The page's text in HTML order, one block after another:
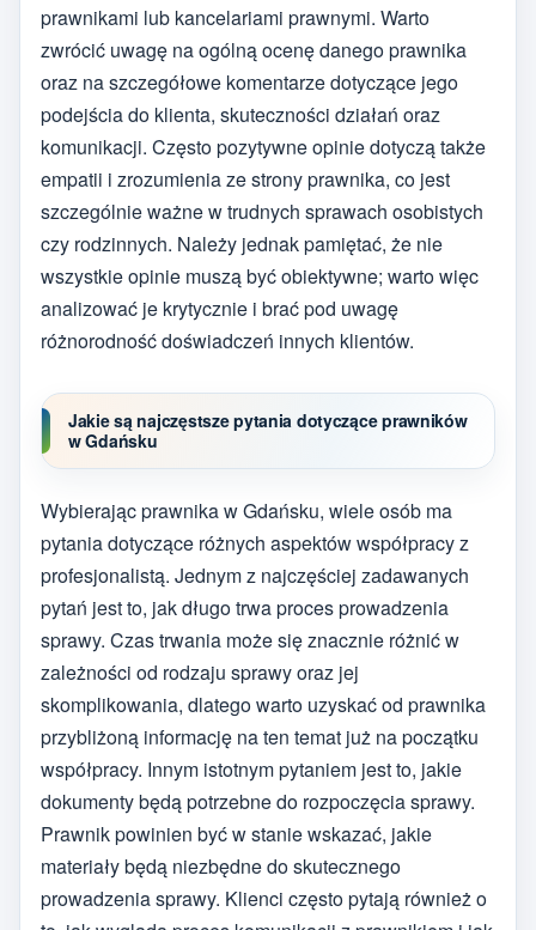
prawnikami lub kancelariami prawnymi. Warto
zwrócić uwagę na ogólną ocenę danego prawnika
oraz na szczegółowe komentarze dotyczące jego
podejścia do klienta, skuteczności działań oraz
komunikacji. Często pozytywne opinie dotyczą także
empatii i zrozumienia ze strony prawnika, co jest
szczególnie ważne w trudnych sprawach osobistych
czy rodzinnych. Należy jednak pamiętać, że nie
wszystkie opinie muszą być obiektywne; warto więc
analizować je krytycznie i brać pod uwagę
różnorodność doświadczeń innych klientów.
Jakie są najczęstsze pytania dotyczące prawników
w Gdańsku
Wybierając prawnika w Gdańsku, wiele osób ma
pytania dotyczące różnych aspektów współpracy z
profesjonalistą. Jednym z najczęściej zadawanych
pytań jest to, jak długo trwa proces prowadzenia
sprawy. Czas trwania może się znacznie różnić w
zależności od rodzaju sprawy oraz jej
skomplikowania, dlatego warto uzyskać od prawnika
przybliżoną informację na ten temat już na początku
współpracy. Innym istotnym pytaniem jest to, jakie
dokumenty będą potrzebne do rozpoczęcia sprawy.
Prawnik powinien być w stanie wskazać, jakie
materiały będą niezbędne do skutecznego
prowadzenia sprawy. Klienci często pytają również o